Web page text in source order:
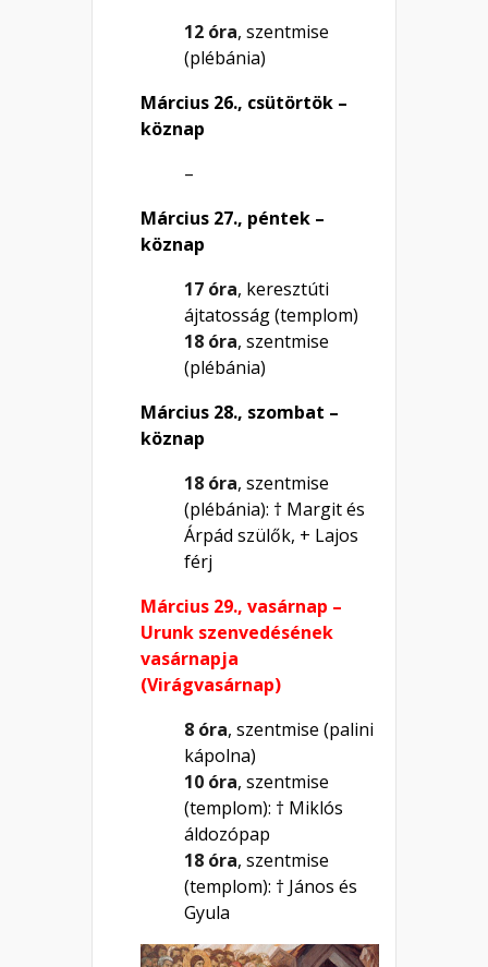
12 óra, szentmise
(plébánia)
Március 26., csütörtök –
köznap
–
Március 27., péntek –
köznap
17 óra, keresztúti
ájtatosság (templom)
18 óra, szentmise
(plébánia)
Március 28., szombat –
köznap
18 óra, szentmise
(plébánia): † Margit és
Árpád szülők, + Lajos
férj
Március 29., vasárnap –
Urunk szenvedésének
vasárnapja
(Virágvasárnap)
8 óra, szentmise (palini
kápolna)
10 óra, szentmise
(templom): † Miklós
áldozópap
18 óra, szentmise
(templom): † János és
Gyula